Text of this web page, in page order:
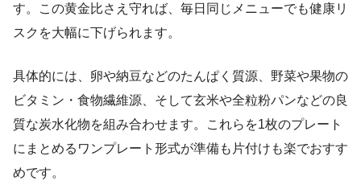
す。この黄金比さえ守れば、毎日同じメニューでも健康リ
スクを大幅に下げられます。
具体的には、卵や納豆などのたんぱく質源、野菜や果物の
ビタミン・食物繊維源、そして玄米や全粒粉パンなどの良
質な炭水化物を組み合わせます。これらを1枚のプレート
にまとめるワンプレート形式が準備も片付けも楽でおすす
めです。